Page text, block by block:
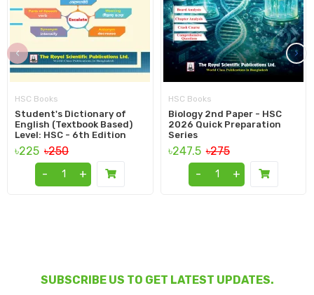
HSC Books
Student's Dictionary of
English (Textbook Based)
Level: HSC - 6th Edition
৳225 ৳250
-
+
HSC Books
Biology 2nd Paper - HSC
2026 Quick Preparation
Series
৳247.5 ৳275
-
+
‹ ›
SUBSCRIBE US TO GET LATEST UPDATES.